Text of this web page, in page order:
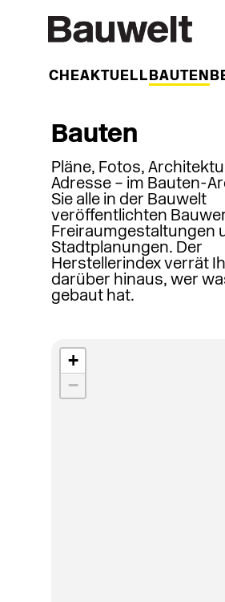
WOCHEAKTUELL BAUTEN
Bauten
Pläne, Fotos,
Adresse – im Bauten-
Sie alle in der Bauwelt
veröffentlichten
Freiraumgestaltungen
Stadtplanungen. Der
Herstellerindex verrät
darüber hinaus, wer
gebaut hat.
+
−